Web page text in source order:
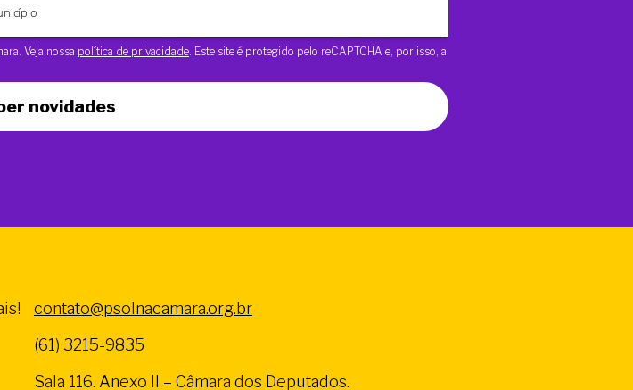
Veja nossa política de privacidade . Este site é protegido pelo reCAPTCHA e, por isso, a
novidades
contato@psolnacamara.org.br
(61) 3215-9835
Sala 116. Anexo II – Câmara dos Deputados.